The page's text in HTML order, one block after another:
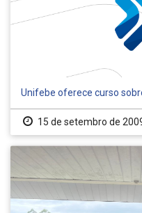
Unifebe oferece curso
15 de setembro de